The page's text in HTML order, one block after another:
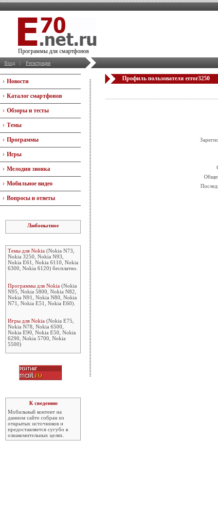
Программы для смартфонов
Вход | Регистрация
Новости
Каталог смартфонов
Обзоры и тесты
Темы
Программы
Игры
Мелодии звонка
Мобильное видео
Вопросы и ответы
Любопытное
Темы для Nokia (Nokia N73,
Nokia 3250, Nokia N93,
Nokia E61, Nokia 6110, Nokia
6300, Nokia 6120) бесплатно.
Программы для Nokia (Nokia
N95, Nokia 5800, Nokia N82,
Nokia N91, Nokia N80, Nokia
N71, Nokia E51, Nokia E60).
Игры для Nokia (Nokia E75,
Nokia N78, Nokia 6500,
Nokia E90, Nokia E50, Nokia
6290, Nokia 5700, Nokia
5500)
К сведению
Мобильный контент на
данном сайте собран из
открытых источников и
предоставляется сугубо в
ознакомительных целях.
Профиль пользователя error3250